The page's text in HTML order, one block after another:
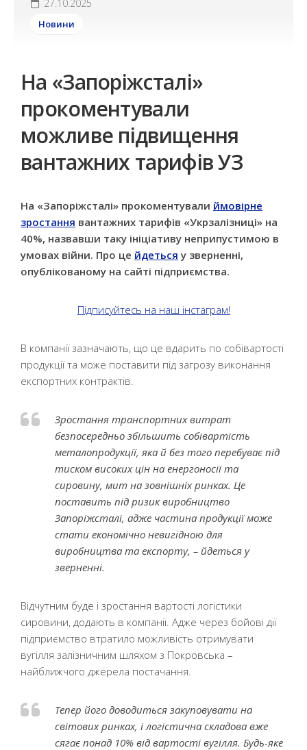
27.10.2025
Новини
На «Запоріжсталі»
прокоментували
можливе підвищення
вантажних тарифів УЗ
На «Запоріжсталі» прокоментували ймовірне
зростання вантажних тарифів «Укрзалізниці» на
40%, назвавши таку ініціативу неприпустимою в
умовах війни. Про це йдеться у зверненні,
опублікованому на сайті підприємства.
Підписуйтесь на наш інстаграм!
В компанії зазначають, що це вдарить по собівартості
продукції та може поставити під загрозу виконання
експортних контрактів.
Зростання транспортних витрат
безпосередньо збільшить собівартість
металопродукції, яка й без того перебуває під
тиском високих цін на енергоносії та
сировину, мит на зовнішніх ринках. Це
поставить під ризик виробництво
Запоріжсталі, адже частина продукції може
стати економічно невигідною для
виробництва та експорту, – йдеться у
зверненні.
Відчутним буде і зростання вартості логістики
сировини, додають в компанії. Адже через бойові дії
підприємство втратило можливість отримувати
вугілля залізничним шляхом з Покровська –
найближчого джерела постачання.
Тепер його доводиться закуповувати на
світових ринках, і логістична складова вже
сягає понад 10% від вартості вугілля. Будь-яке